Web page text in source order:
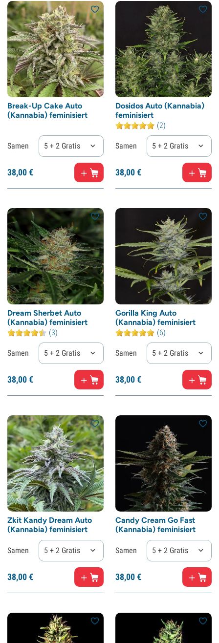
Break-Up Cake Auto
(Kannabia) feminisiert
Samen 5 + 2 Gratis
38,00€
Dosidos Auto (Kannabia)
feminisiert
(2)
Samen 5 + 2 Gratis
38,00€
Dream Sherbet Auto
(Kannabia) feminisiert
(3)
Samen 5 + 2 Gratis
38,00€
Gorilla King Auto
(Kannabia) feminisiert
(6)
Samen 5 + 2 Gratis
38,00€
Zkit Kandy Dream Auto
(Kannabia) feminisiert
Samen 5 + 2 Gratis
38,00€
Candy Cream Go Fast
(Kannabia) feminisiert
Samen 5 + 2 Gratis
38,00€